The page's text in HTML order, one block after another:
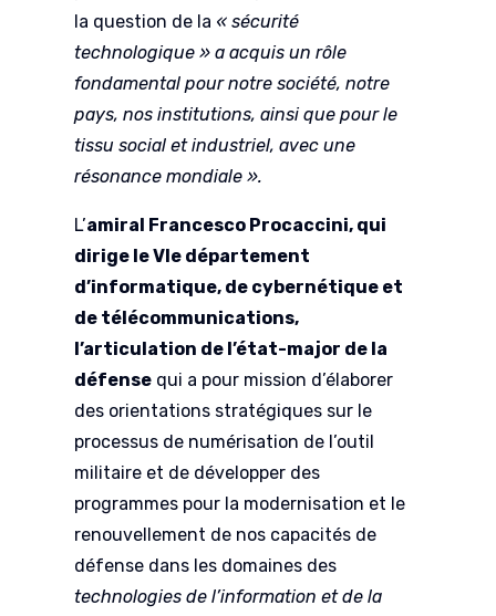
la question de la « sécurité
technologique » a acquis un rôle
fondamental pour notre société, notre
pays, nos institutions, ainsi que pour le
tissu social et industriel, avec une
résonance mondiale ».
L’amiral Francesco Procaccini, qui
dirige le VIe département
d’informatique, de cybernétique et
de télécommunications,
l’articulation de l’état-major de la
défensequi a pour mission d’élaborer
des orientations stratégiques sur le
processus de numérisation de l’outil
militaire et de développer des
programmes pour la modernisation et le
renouvellement de nos capacités de
défense dans les domaines des
technologies de l’information et de la